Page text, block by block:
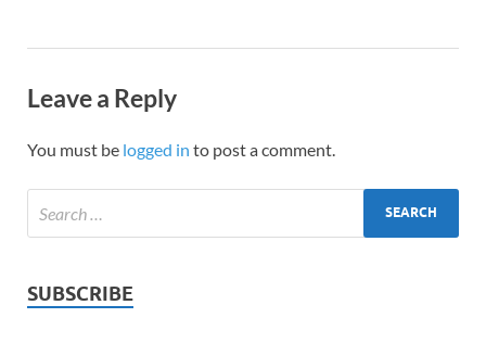
Leave a Reply
You must be logged in to post a comment.
SUBSCRIBE